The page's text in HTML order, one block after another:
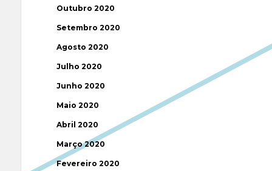
Outubro 2020
Setembro 2020
Agosto 2020
Julho 2020
Junho 2020
Maio 2020
Abril 2020
Março 2020
Fevereiro 2020